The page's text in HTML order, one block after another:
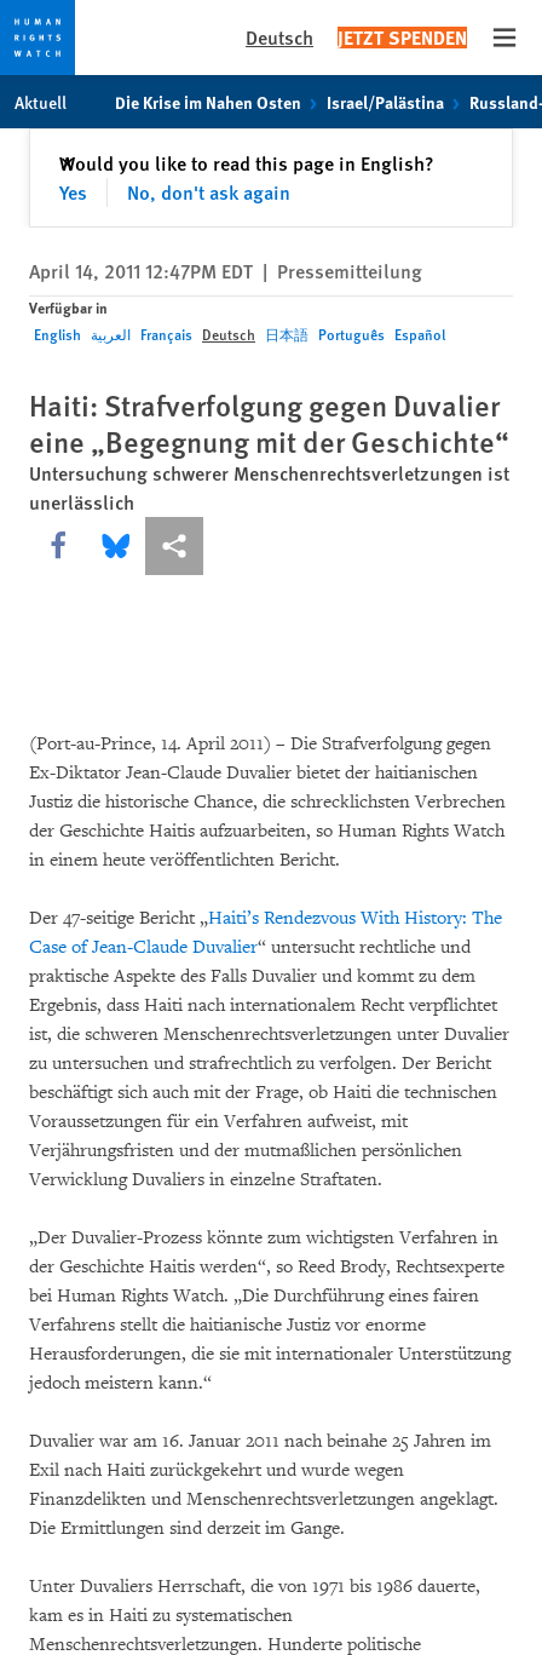
Skip
to
Skip
to
content
Deutsch JETZT SPENDEN
Aktuell Die Krise im Nahen Osten Israel/Palästina
Would you like to read this page in English?
Yes
No, don't ask again
✕Schließen
April 14, 2011 12:47PM EDT | Pressemitteilung
Verfügbar in
English العربية Français Deutsch 日本語 Português Español
Haiti: Strafverfolgung gegen Duvalier
eine „Begegnung mit der Geschichte“
Untersuchung schwerer Menschenrechtsverletzungen ist
unerlässlich
Share this via Facebook
Share this via Bluesky
More sharing options
(Port-au-Prince, 14. April 2011) – Die Strafverfolgung gegen
Ex-Diktator Jean-Claude Duvalier bietet der haitianischen
Justiz die historische Chance, die schrecklichsten Verbrechen
der Geschichte Haitis aufzuarbeiten, so Human Rights Watch
in einem heute veröffentlichten Bericht.
Der 47-seitige Bericht „Haiti’s Rendezvous With History: The
Case of Jean-Claude Duvalier“ untersucht rechtliche und
praktische Aspekte des Falls Duvalier und kommt zu dem
Ergebnis, dass Haiti nach internationalem Recht verpflichtet
ist, die schweren Menschenrechtsverletzungen unter Duvalier
zu untersuchen und strafrechtlich zu verfolgen. Der Bericht
beschäftigt sich auch mit der Frage, ob Haiti die technischen
Voraussetzungen für ein Verfahren aufweist, mit
Verjährungsfristen und der mutmaßlichen persönlichen
Verwicklung Duvaliers in einzelne Straftaten.
„Der Duvalier-Prozess könnte zum wichtigsten Verfahren in
der Geschichte Haitis werden“, so Reed Brody, Rechtsexperte
bei Human Rights Watch. „Die Durchführung eines fairen
Verfahrens stellt die haitianische Justiz vor enorme
Herausforderungen, die sie mit internationaler Unterstützung
jedoch meistern kann.“
Duvalier war am 16. Januar 2011 nach beinahe 25 Jahren im
Exil nach Haiti zurückgekehrt und wurde wegen
Finanzdelikten und Menschenrechtsverletzungen angeklagt.
Die Ermittlungen sind derzeit im Gange.
Unter Duvaliers Herrschaft, die von 1971 bis 1986 dauerte,
kam es in Haiti zu systematischen
Menschenrechtsverletzungen. Hunderte politische